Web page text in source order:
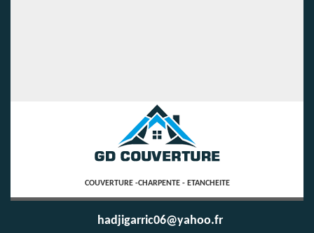
COUVERTURE -CHARPENTE - ETANCHEITE
hadjigarric06@yahoo.fr